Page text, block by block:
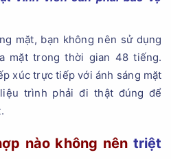
mặt, bạn không nên sử dụng
mặt trong thời gian 48 tiếng.
xúc trực tiếp với ánh sáng mặt
trình phải đi thật đúng để
nào không nên triệt